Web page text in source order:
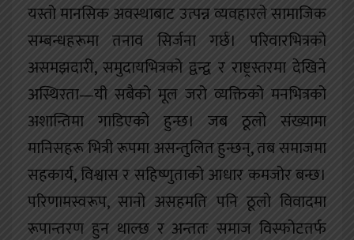
यस्तो मानसिक अवस्थाबाट उत्पन्न व्यवहारले सामाजिक
सम्बन्धहरूमा तनाव सिर्जना गर्छ। परिवारभित्रको
असमझदारी, समुदायभित्रको द्वन्द्व र राष्ट्रस्तरमा देखिने
अस्थिरता—यी सबैको मूल जरो व्यक्तिको मनभित्रको
अशान्तिमा गाडिएको हुन्छ। जब ठूलो संख्यामा
मानिसहरू भित्री रूपमा असन्तुलित हुन्छन्, तब समाजमा
सहकार्य, विश्वास र सहिष्णुताको आधार कमजोर बन्छ।
परिणामस्वरूप, सानो असहमति पनि ठूलो विवादमा
रूपान्तरण हुन थाल्छ र अन्ततः समाज विस्फोटतर्फ